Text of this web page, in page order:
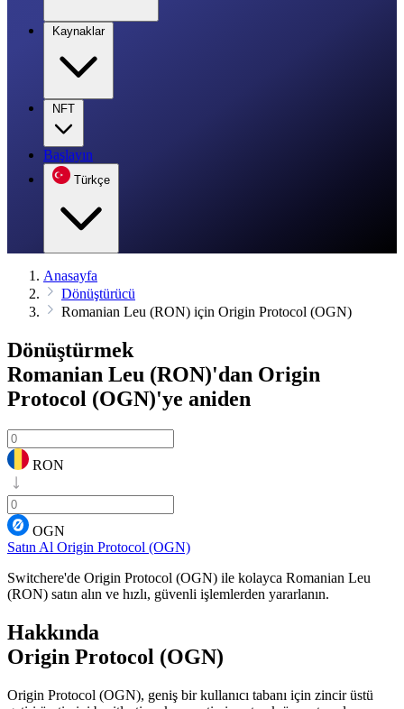
Kaynaklar
NFT
Başlayın
Türkçe
Anasayfa
Dönüştürücü
Romanian Leu (RON) için Origin Protocol (OGN)
Dönüştürmek
Romanian Leu (RON)'dan Origin
Protocol (OGN)'ye aniden
RON
OGN
Satın Al Origin Protocol (OGN)
Switchere'de Origin Protocol (OGN) ile kolayca Romanian Leu
(RON) satın alın ve hızlı, güvenli işlemlerden yararlanın.
Hakkında
Origin Protocol (OGN)
Origin Protocol (OGN), geniş bir kullanıcı tabanı için zincir üstü